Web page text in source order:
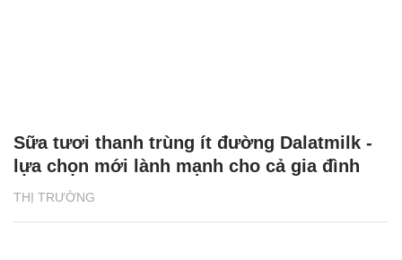
THỊ TRƯỜNG
Sữa tươi thanh trùng ít đường Dalatmilk -
lựa chọn mới lành mạnh cho cả gia đình